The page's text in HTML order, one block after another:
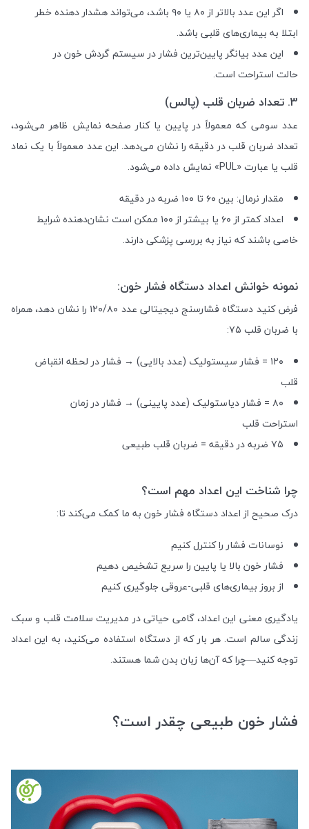
اگر این عدد بالاتر از ۸۰ یا ۹۰ باشد، می‌تواند هشدار دهنده خطر
ابتلا به بیماری‌های قلبی باشد.
این عدد بیانگر پایین‌ترین فشار در سیستم گردش خون در
حالت استراحت است.
3. تعداد ضربان قلب (پالس)
عدد سومی که معمولاً در پایین یا کنار صفحه نمایش ظاهر می‌شود،
تعداد ضربان قلب در دقیقه را نشان می‌دهد. این عدد معمولاً با یک نماد
قلب یا عبارت «PUL» نمایش داده می‌شود.
مقدار نرمال: بین ۶۰ تا ۱۰۰ ضربه در دقیقه
اعداد کمتر از ۶۰ یا بیشتر از ۱۰۰ ممکن است نشان‌دهنده شرایط
خاصی باشند که نیاز به بررسی پزشکی دارند.
نمونه خوانش اعداد دستگاه فشار خون:
فرض کنید دستگاه فشارسنج دیجیتالی عدد ۱۲۰/۸۰ را نشان دهد، همراه
با ضربان قلب ۷۵:
۱۲۰ = فشار سیستولیک (عدد بالایی) → فشار در لحظه انقباض
قلب
۸۰ = فشار دیاستولیک (عدد پایینی) → فشار در زمان
استراحت قلب
۷۵ ضربه در دقیقه = ضربان قلب طبیعی
چرا شناخت این اعداد مهم است؟
درک صحیح از اعداد دستگاه فشار خون به ما کمک می‌کند تا:
نوسانات فشار را کنترل کنیم
فشار خون بالا یا پایین را سریع تشخیص دهیم
از بروز بیماری‌های قلبی-عروقی جلوگیری کنیم
یادگیری معنی این اعداد، گامی حیاتی در مدیریت سلامت قلب و سبک
زندگی سالم است. هر بار که از دستگاه استفاده می‌کنید، به این اعداد
توجه کنید—چرا که آن‌ها زبان بدن شما هستند.
فشار خون طبیعی چقدر است؟